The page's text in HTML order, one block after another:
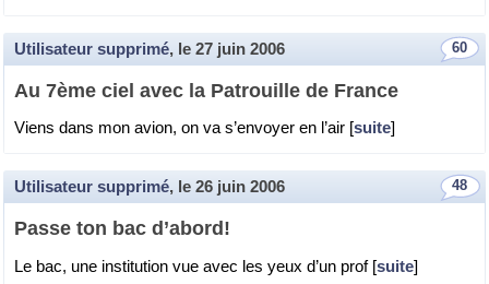
60
Utilisateur supprimé, le 27 juin 2006
Au 7ème ciel avec la Pa­trouille de France
Viens dans mon avion, on va s’en­voyer en l’air [suite]
48
Utilisateur supprimé, le 26 juin 2006
Passe ton bac d’abord!
Le bac, une ins­ti­tu­tion vue avec les yeux d’un prof [suite]